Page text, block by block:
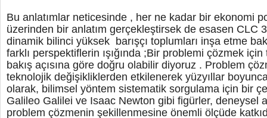
Bu anlatımlar neticesinde , her ne kadar bir ekonomi
üzerinden bir anlatım gerçekleştirsek de esasen CLC
dinamik bilinci yüksek barışçı toplumları inşa etme
farklı perspektiflerin ışığında ;Bir problemi çözmek
bakış açısına göre doğru olabilir diyoruz . Problem
teknolojik değişikliklerden etkilenerek yüzyıllar
olarak, bilimsel yöntem sistematik sorgulama için bir
Galileo Galilei ve Isaac Newton gibi figürler, deneysel
problem çözmenin şekillenmesine önemli ölçüde